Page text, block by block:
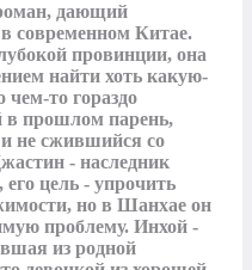
дающий
современном Китае.
провинции, она
найти хоть какую-
чем-то гораздо
в прошлом парень,
не сжившийся со
- наследник
цель - упрочить
но в Шанхае он
проблему. Инхой -
из родной